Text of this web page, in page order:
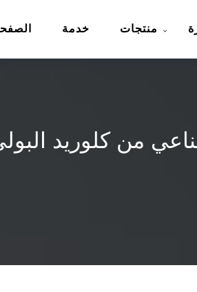
خدمة منتجات
من كلوريد